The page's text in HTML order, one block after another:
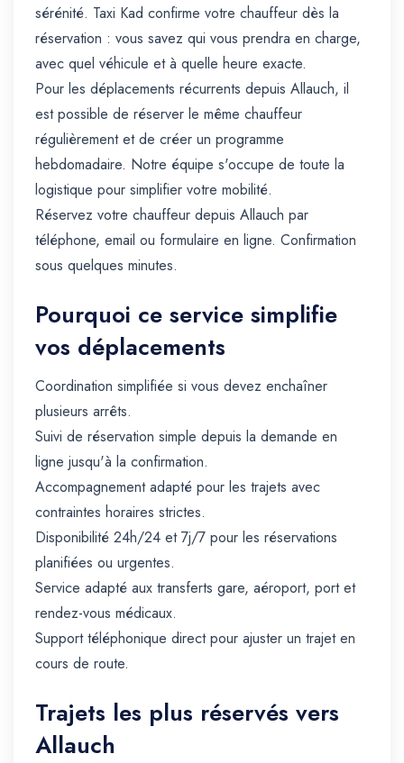
sérénité. Taxi Kad confirme votre chauffeur dès la
réservation : vous savez qui vous prendra en charge,
avec quel véhicule et à quelle heure exacte.
Pour les déplacements récurrents depuis Allauch, il
est possible de réserver le même chauffeur
régulièrement et de créer un programme
hebdomadaire. Notre équipe s'occupe de toute la
logistique pour simplifier votre mobilité.
Réservez votre chauffeur depuis Allauch par
téléphone, email ou formulaire en ligne. Confirmation
sous quelques minutes.
Pourquoi ce service simplifie
vos déplacements
Coordination simplifiée si vous devez enchaîner
plusieurs arrêts.
Suivi de réservation simple depuis la demande en
ligne jusqu'à la confirmation.
Accompagnement adapté pour les trajets avec
contraintes horaires strictes.
Disponibilité 24h/24 et 7j/7 pour les réservations
planifiées ou urgentes.
Service adapté aux transferts gare, aéroport, port et
rendez-vous médicaux.
Support téléphonique direct pour ajuster un trajet en
cours de route.
Trajets les plus réservés vers
Allauch